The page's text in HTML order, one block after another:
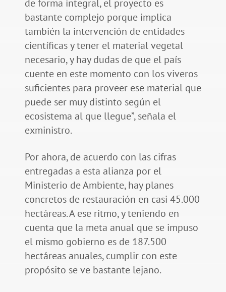
de forma integral, el proyecto es
bastante complejo porque implica
también la intervención de entidades
científicas y tener el material vegetal
necesario, y hay dudas de que el país
cuente en este momento con los viveros
suficientes para proveer ese material que
puede ser muy distinto según el
ecosistema al que llegue”, señala el
exministro.
Por ahora, de acuerdo con las cifras
entregadas a esta alianza por el
Ministerio de Ambiente, hay planes
concretos de restauración en casi 45.000
hectáreas. A ese ritmo, y teniendo en
cuenta que la meta anual que se impuso
el mismo gobierno es de 187.500
hectáreas anuales, cumplir con este
propósito se ve bastante lejano.